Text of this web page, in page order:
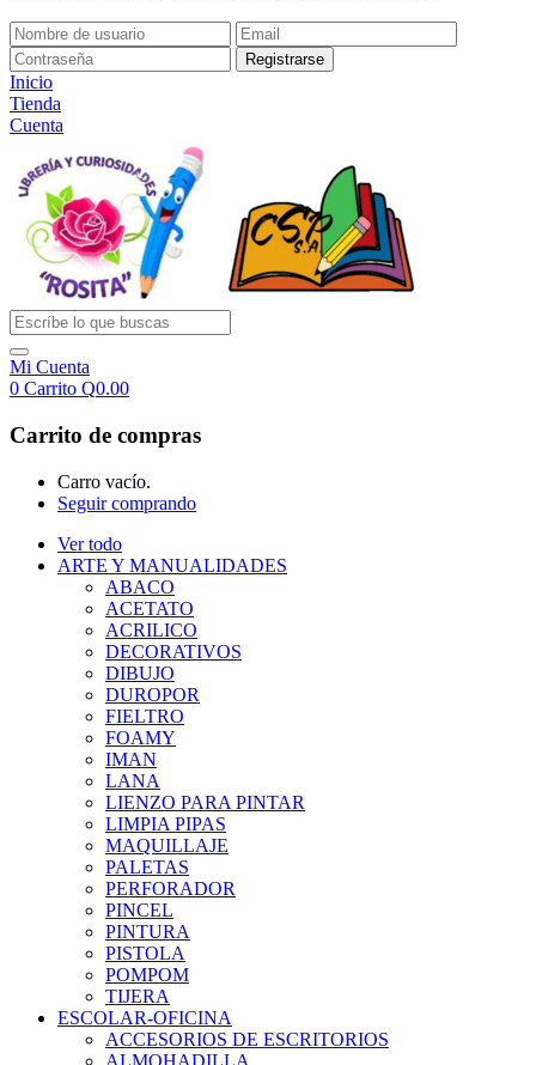
Inicio
Tienda
Cuenta
Mi Cuenta
0 Carrito Q0.00
Carrito de compras
Carro vacío.
Seguir comprando
Ver todo
ARTE Y MANUALIDADES
ABACO
ACETATO
ACRILICO
DECORATIVOS
DIBUJO
DUROPOR
FIELTRO
FOAMY
IMAN
LANA
LIENZO PARA PINTAR
LIMPIA PIPAS
MAQUILLAJE
PALETAS
PERFORADOR
PINCEL
PINTURA
PISTOLA
POMPOM
TIJERA
ESCOLAR-OFICINA
ACCESORIOS DE ESCRITORIOS
ALMOHADILLA